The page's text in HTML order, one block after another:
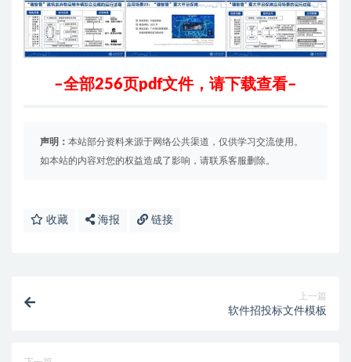
–全部256页pdf文件，请下载查看–
声明： 本站部分资料来源于网络公共渠道，仅供学习交流使用。
如本站的内容对您的权益造成了影响，请联系客服删除。
收藏 海报 链接
上一篇
软件招投标文件模板